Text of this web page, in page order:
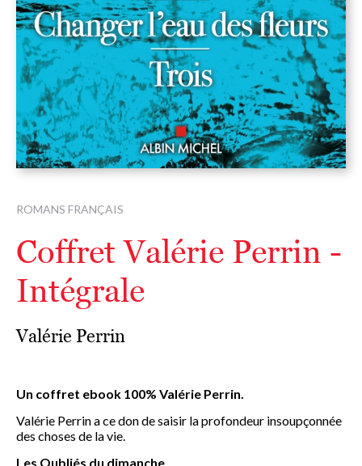
ROMANS FRANÇAIS
Coffret Valérie Perrin -
Intégrale
Valérie Perrin
Un coffret ebook 100% Valérie Perrin.
Valérie Perrin a ce don de saisir la profondeur insoupçonnée
des choses de la vie.
Les Oubliés du dimanche